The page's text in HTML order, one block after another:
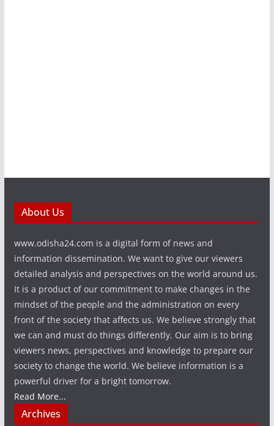
About Us
www.odisha24.com is a digital form of news and
information dissemination. We want to give our viewers
detailed analysis and perspectives on the world around us.
It is a product of our commitment to make changes in the
mindset of the people and the administration on every
front of the society that affects us. We believe strongly that
we can and must do things differently. Our aim is to bring
viewers news, perspectives and knowledge to prepare our
society to change the world. We believe information is a
powerful driver for a bright tomorrow.
Read More...
Archives